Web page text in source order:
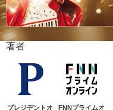
著者
プレジデントオ
FNNプライムオ